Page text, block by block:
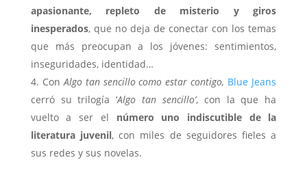
apasionante, repleto de misterio y giros
inesperados, que no deja de conectar con los temas
que más preocupan a los jóvenes: sentimientos,
inseguridades, identidad…
ConAlgo tan sencillo como estar contigo, Blue Jeans
cerró su trilogía ‘Algo tan sencillo’, con la que ha
vuelto a ser el número uno indiscutible de la
literatura juvenil, con miles de seguidores fieles a
sus redes y sus novelas.